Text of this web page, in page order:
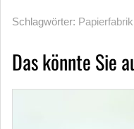
Schlagwörter: Papierfabrik
Das könnte Sie